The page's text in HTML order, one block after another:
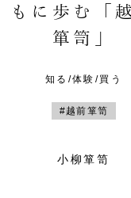
もに歩む「
箪笥」
知る/体験/買う
#越前箪笥
小柳箪笥